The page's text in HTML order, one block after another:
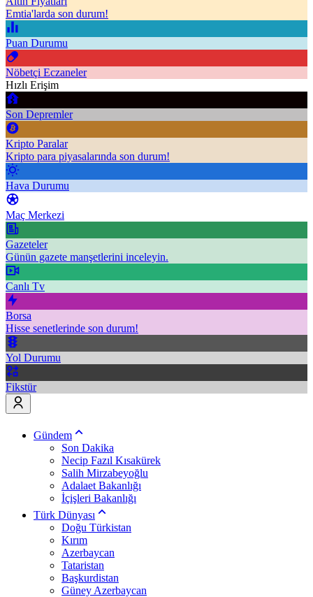
Emtia'larda son durum!
Puan Durumu
Nöbetçi Eczaneler
Hızlı Erişim
Son Depremler
Kripto Paralar
Kripto para piyasalarında son durum!
Hava Durumu
Maç Merkezi
Gazeteler
Günün gazete manşetlerini inceleyin.
Canlı Tv
Borsa
Hisse senetlerinde son durum!
Yol Durumu
Fikstür
Gündem
Son Dakika
Necip Fazıl Kısakürek
Salih Mirzabeyoğlu
Adalaet Bakanlığı
İçişleri Bakanlığı
Türk Dünyası
Doğu Türkistan
Kırım
Azerbaycan
Tataristan
Başkurdistan
Güney Azerbaycan